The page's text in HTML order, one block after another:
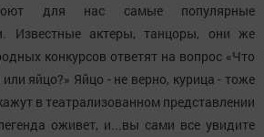
для нас самые популярные
Известные актеры, танцоры, они же
конкурсов ответят на вопрос «Что
яйцо?» Яйцо - не верно, курица - тоже
в театрализованном представлении
оживет, и...вы сами все увидите